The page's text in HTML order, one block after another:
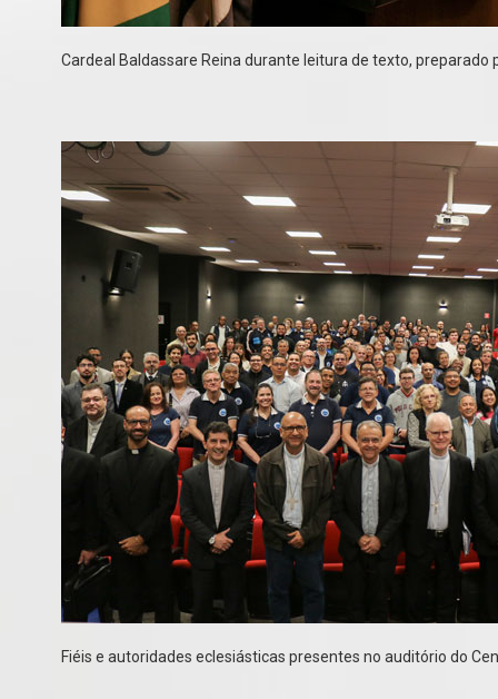
Cardeal Baldassare Reina durante leitura de texto, preparado
Fiéis e autoridades eclesiásticas presentes no auditório do